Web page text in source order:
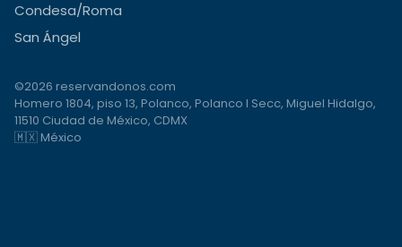
Condesa/Roma
San Ángel
©2026 reservandonos.com
Homero 1804, piso 13, Polanco, Polanco I Secc, Miguel Hidalgo,
11510 Ciudad de México, CDMX
🇲🇽 México